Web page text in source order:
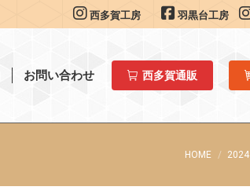
西多賀工房 羽黒台工房
お問い合わせ 西多賀通販
You are here:
HOME 2024